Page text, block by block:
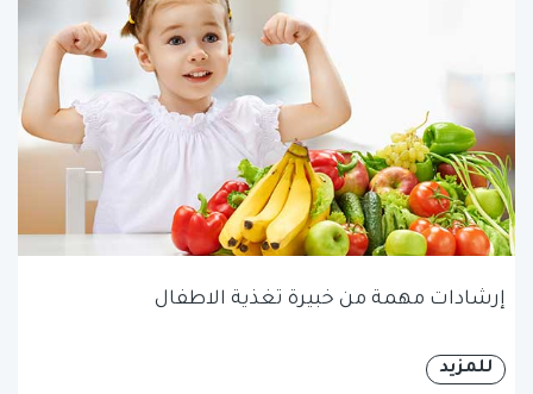
إرشادات مهمة من خبيرة تغذية الاطفال
للمزيد